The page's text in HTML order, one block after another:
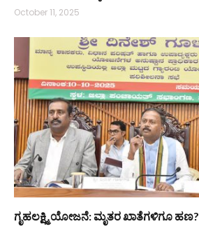
October 11, 2025
ಗೃಹಲಕ್ಷ್ಮಿ ಯೋಜನೆ: ಮೃತರ ಖಾತೆಗಳಿಗೂ ಹಣ?